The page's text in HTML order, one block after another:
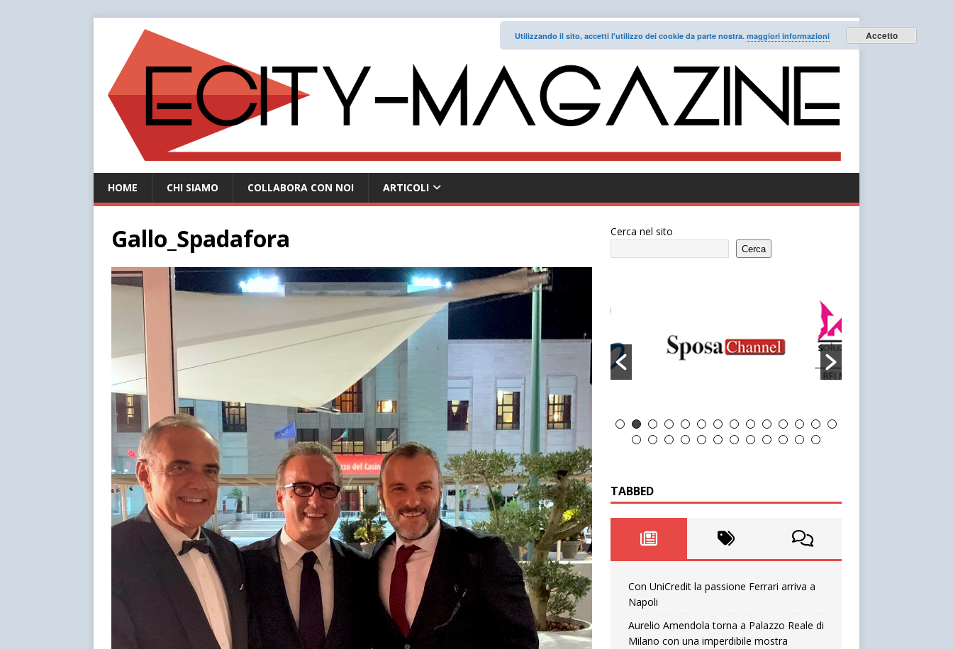
HOME CHI SIAMO COLLABORA CON NOI ARTICOLI
Gallo_Spadafora Cerca nel sito
Cerca
TABBED
Con UniCredit la passione Ferrari arriva a
Napoli
Aurelio Amendola torna a Palazzo Reale di
Milano con una imperdibile mostra
Utilizzando il sito, accetti l'utilizzo dei cookie da parte nostra. maggiori informazioni Accetto